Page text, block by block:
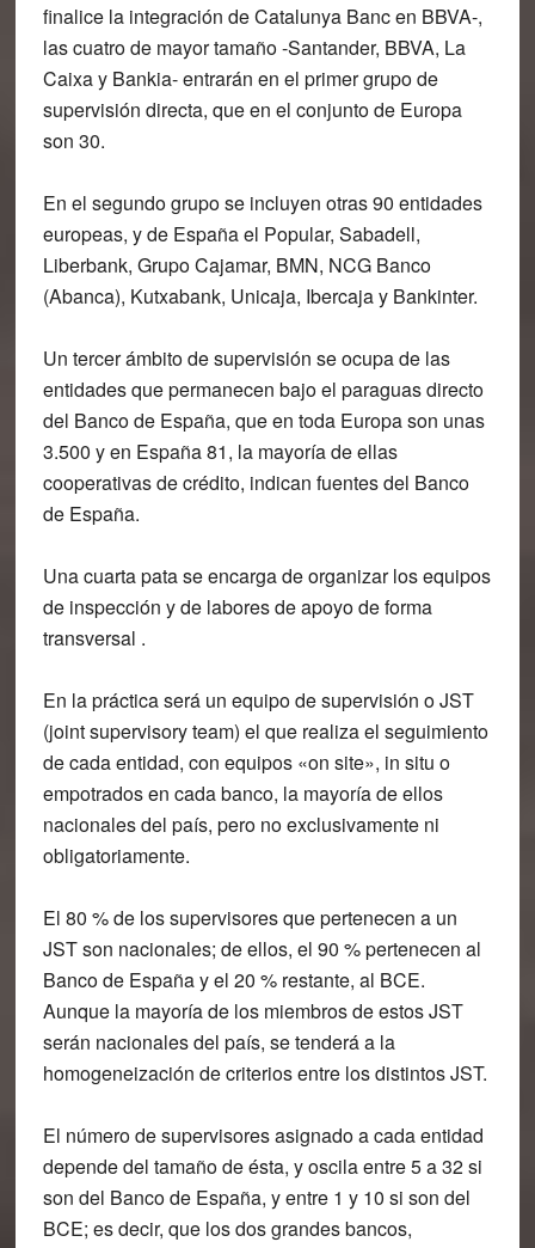
finalice la integración de Catalunya Banc en BBVA-,
las cuatro de mayor tamaño -Santander, BBVA, La
Caixa y Bankia- entrarán en el primer grupo de
supervisión directa, que en el conjunto de Europa
son 30.
En el segundo grupo se incluyen otras 90 entidades
europeas, y de España el Popular, Sabadell,
Liberbank, Grupo Cajamar, BMN, NCG Banco
(Abanca), Kutxabank, Unicaja, Ibercaja y Bankinter.
Un tercer ámbito de supervisión se ocupa de las
entidades que permanecen bajo el paraguas directo
del Banco de España, que en toda Europa son unas
3.500 y en España 81, la mayoría de ellas
cooperativas de crédito, indican fuentes del Banco
de España.
Una cuarta pata se encarga de organizar los equipos
de inspección y de labores de apoyo de forma
transversal .
En la práctica será un equipo de supervisión o JST
(joint supervisory team) el que realiza el seguimiento
de cada entidad, con equipos «on site», in situ o
empotrados en cada banco, la mayoría de ellos
nacionales del país, pero no exclusivamente ni
obligatoriamente.
El 80 % de los supervisores que pertenecen a un
JST son nacionales; de ellos, el 90 % pertenecen al
Banco de España y el 20 % restante, al BCE.
Aunque la mayoría de los miembros de estos JST
serán nacionales del país, se tenderá a la
homogeneización de criterios entre los distintos JST.
El número de supervisores asignado a cada entidad
depende del tamaño de ésta, y oscila entre 5 a 32 si
son del Banco de España, y entre 1 y 10 si son del
BCE; es decir, que los dos grandes bancos,